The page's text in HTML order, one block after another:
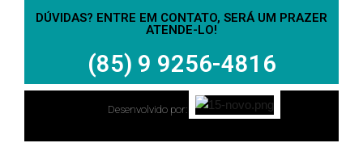
DÚVIDAS? ENTRE EM CONTATO, SERÁ UM PRAZER
ATENDE-LO!
(85) 9 9256-4816
Desenvolvido por: